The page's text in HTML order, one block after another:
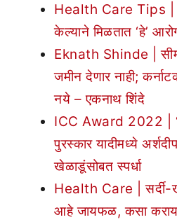
Health Care Tips |
केल्याने मिळतात ‘हे’
Eknath Shinde |
जमीन देणार नाही;
नये – एकनाथ शिंदे
ICC Award 2022 |
पुरस्कार यादीमध्ये
खेळाडूंसोबत स्पर्धा
Health Care | सर्दी-
आहे जायफळ, कसा